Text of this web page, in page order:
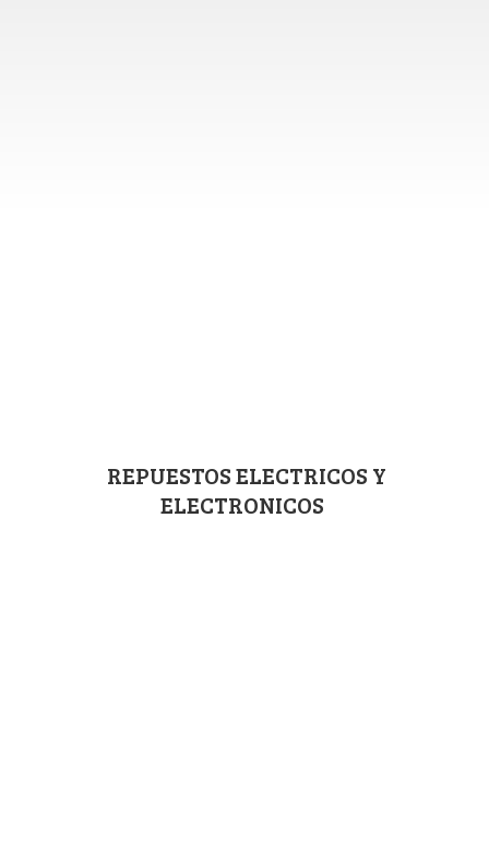
REPUESTOS ELECTRICOS Y
ELECTRONICOS